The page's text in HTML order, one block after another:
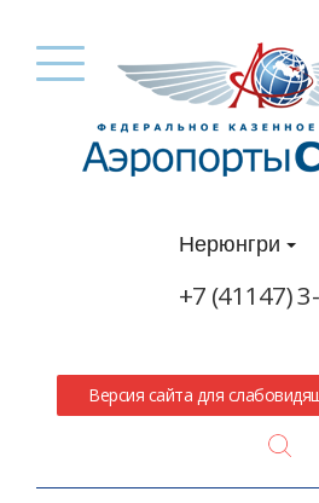
Нерюнгри
+7 (41147)
Версия сайта для